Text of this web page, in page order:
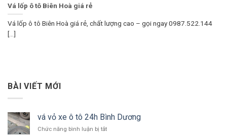
Vá lốp ô tô Biên Hoà giá rẻ
Vá lốp ô tô Biên Hoà giá rẻ, chất lượng cao – gọi ngay 0987.522.144
[...]
BÀI VIẾT MỚI
vá vỏ xe ô tô 24h Bình Dương
Chức năng bình luận bị tắtở